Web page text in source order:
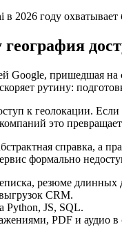
в 2026 году
пришедшая на
рутину:
к геолокации.
это
справка, а
формально
резюме длинных
CRM.
Python, JS, SQL.
PDF и аудио